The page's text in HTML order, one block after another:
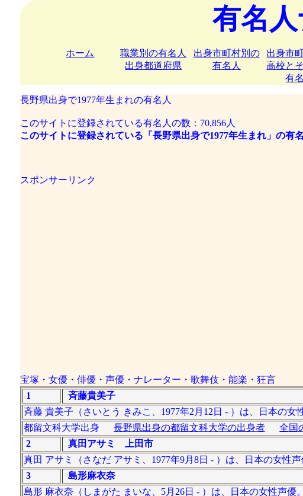
有名
ホーム
職業別の有名人
出身都道府県
出身市町村別の
有名人
出身市
高校と
有
長野県出身で1977年生まれの有名人
このサイトに登録されている有名人の数：70,856人
このサイトに登録されている「長野県出身で1977年生まれ」の有
スポンサーリンク
宝塚・女優・俳優・声優・ナレーター・歌舞伎・能楽・狂言
1
斉藤貴美子
斉藤 貴美子（さいとう きみこ、1977年2月12日 - ）は、日本の
都留文科大学出身 長野県出身の都留文科大学の出身者
全国
2
真田アサミ 上田市
真田 アサミ（さなだ アサミ、1977年9月8日 - ）は、日本の女性声
3
島形麻衣奈
島形 麻衣奈（しまがた まいな、5月26日 - ）は、日本の女性声